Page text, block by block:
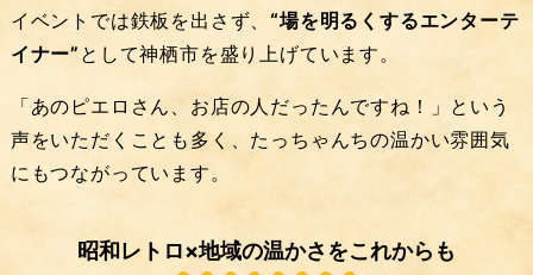
イベントでは鉄板を出さず、“場を明るくするエンターテ
イナー” として神栖市を盛り上げています。
「あのピエロさん、お店の人だったんですね！」という
声をいただくことも多く、たっちゃんちの温かい雰囲気
にもつながっています。
昭和レトロ×地域の温かさをこれからも